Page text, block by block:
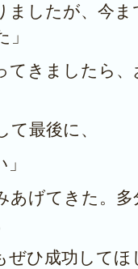
ましたが、今
てきましたら
最後に、
あげてきた。
ぜひ成功して